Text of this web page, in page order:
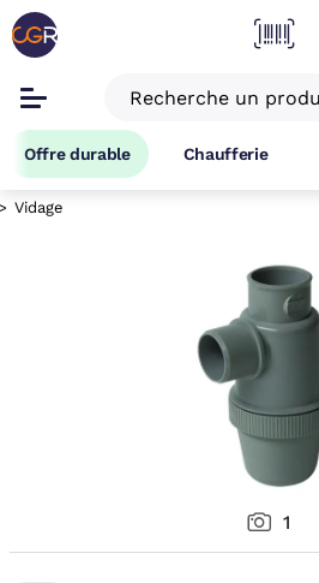
Offre durable Chaufferie
Vidage
1